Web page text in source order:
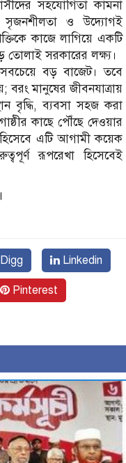
সহযোগিতা কামনা
সৃজনশীলতা ও উদ্যোগই
কাজে লাগিয়ে একটি
তোলাই সরকারের লক্ষ্য।
সবচেয়ে বড় বাজেট। তবে
বরং মানুষের জীবনযাত্রায়
বৃদ্ধি, ব্যবসা সহজ করা
কাছে পৌঁছে দেওয়ার
এটি আগামী কয়েক
রূপরেখা হিসেবেই
Digg Linkedin
Pinterest